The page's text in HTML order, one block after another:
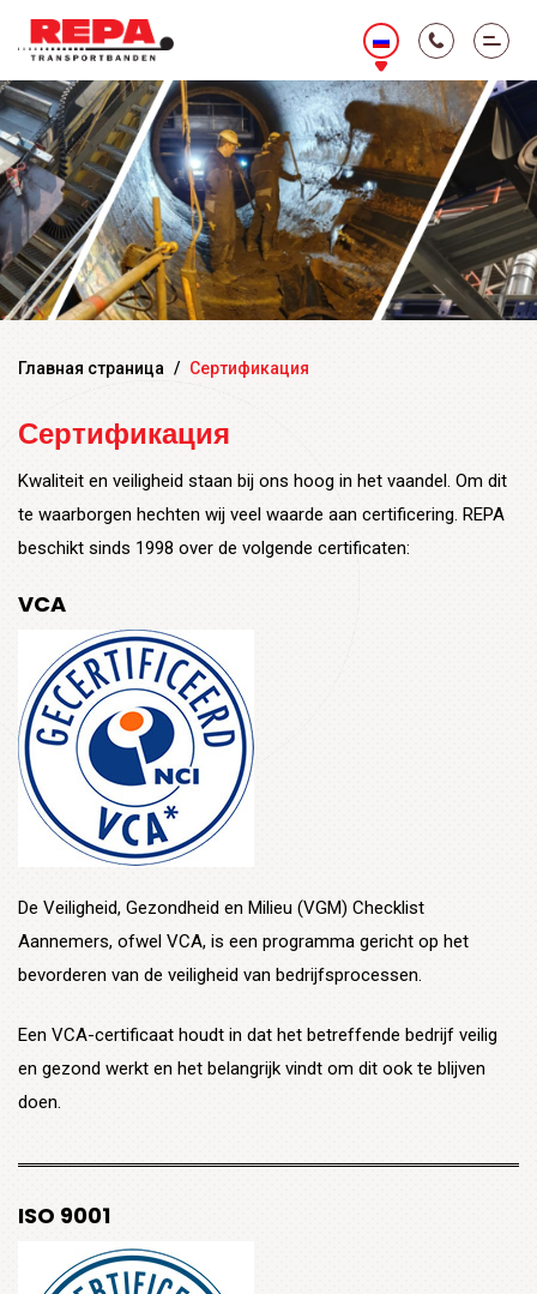
Главная страница / Сертификация
Сертификация
Kwaliteit en veiligheid staan bij ons hoog in het vaandel. Om dit
te waarborgen hechten wij veel waarde aan certificering. REPA
beschikt sinds 1998 over de volgende certificaten:
VCA
De Veiligheid, Gezondheid en Milieu (VGM) Checklist
Aannemers, ofwel VCA, is een programma gericht op het
bevorderen van de veiligheid van bedrijfsprocessen.
Een VCA-certificaat houdt in dat het betreffende bedrijf veilig
en gezond werkt en het belangrijk vindt om dit ook te blijven
doen.
ISO 9001